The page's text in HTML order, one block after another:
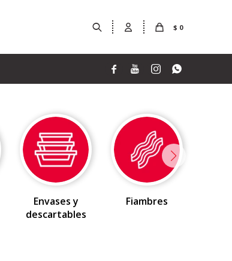
$ 0
   
Envases y
descartables
Fiambres